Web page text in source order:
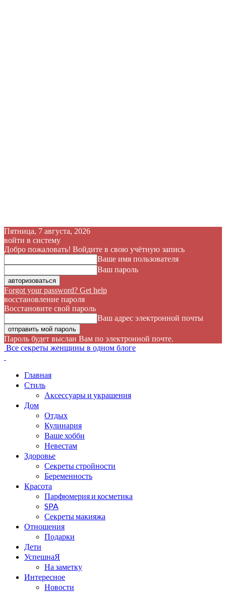
Пятница, 7 августа, 2026
войти в систему
Добро пожаловать! Войдите в свою учётную запись
Ваше имя пользователя
Ваш пароль
Forgot your password? Get help
восстановление пароля
Восстановите свой пароль
Ваш адрес электронной почты
Пароль будет выслан Вам по электронной почте.
Все секреты женщины в одном блоге
Главная
Стиль
Аксессуары и украшения
Дом
Отдых
Кулинария
Ваше хобби
Невестам
Здоровье
Секреты стройности
Беременность
Красота
Парфюмерия и косметика
SPA
Секреты макияжа
Отношения
Подарки
Дети
УспешнаЯ
На заметку
Интересное
Новости